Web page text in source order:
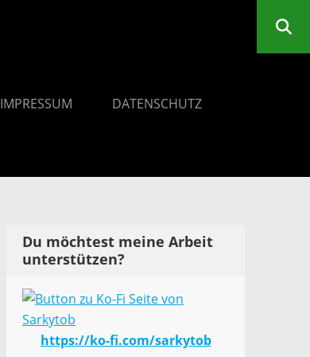
IMPRESSUM DATENSCHUTZ
Du möchtest meine Arbeit
unterstützen?
https://ko-fi.com/sarkytob